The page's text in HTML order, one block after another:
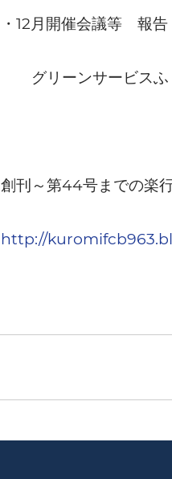
・ 12 月開催会議等 報告
グリーンサービス
創刊～第44号までの楽
http://